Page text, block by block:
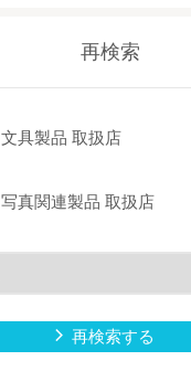
再検索
文具製品 取扱店
写真関連製品 取扱店
再検索する